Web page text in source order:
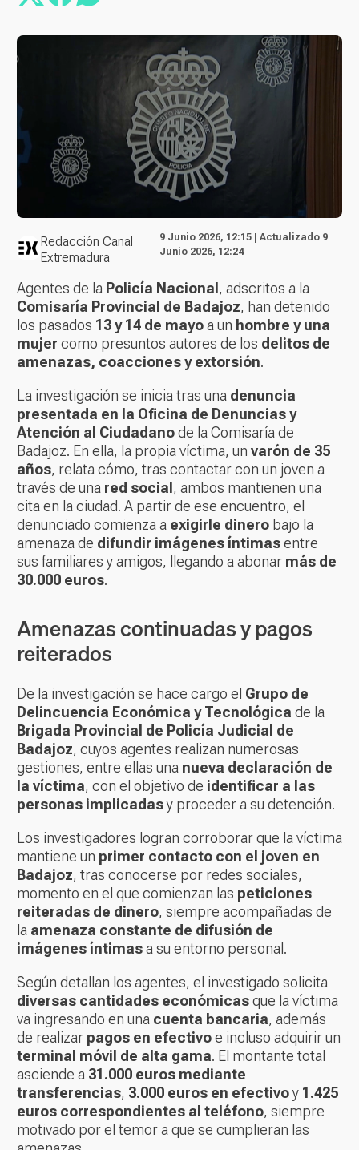
Redacción Canal
Extremadura
9 Junio 2026, 12:15 | Actualizado 9
Junio 2026, 12:24
Agentes de la Policía Nacional , adscritos a la
Comisaría Provincial de Badajoz, han detenido
los pasados 13 y 14 de mayoa un hombre y una
mujer como presuntos autores de los delitos de
amenazas, coacciones y extorsión.
La investigación se inicia tras una denuncia
presentada en la Oficina de Denuncias y
Atención al Ciudadanode la Comisaría de
Badajoz. En ella, la propia víctima, un varón de 35
años, relata cómo, tras contactar con un joven a
través de una red social , ambos mantienen una
cita en la ciudad. A partir de ese encuentro, el
denunciado comienza a exigirle dinero bajo la
amenaza de difundir imágenes íntimasentre
sus familiares y amigos, llegando a abonar más de
30.000 euros.
Amenazas continuadas y pagos
reiterados
De la investigación se hace cargo el Grupo de
Delincuencia Económica y Tecnológica de la
Brigada Provincial de Policía Judicial de
Badajoz, cuyos agentes realizan numerosas
gestiones, entre ellas una nueva declaración de
la víctima, con el objetivo de identificar a las
personas implicadasy proceder a su detención.
Los investigadores logran corroborar que la víctima
mantiene un primer contacto con el joven en
Badajoz, tras conocerse por redes sociales,
momento en el que comienzan las peticiones
reiteradas de dinero, siempre acompañadas de
la amenaza constante de difusión de
imágenes íntimasa su entorno personal.
Según detallan los agentes, el investigado solicita
diversas cantidades económicasque la víctima
va ingresando en una cuenta bancaria, además
de realizar pagos en efectivoe incluso adquirir un
terminal móvil de alta gama. El montante total
asciende a 31.000 euros mediante
transferencias, 3.000 euros en efectivoy 1.425
euros correspondientes al teléfono, siempre
motivado por el temor a que se cumplieran las